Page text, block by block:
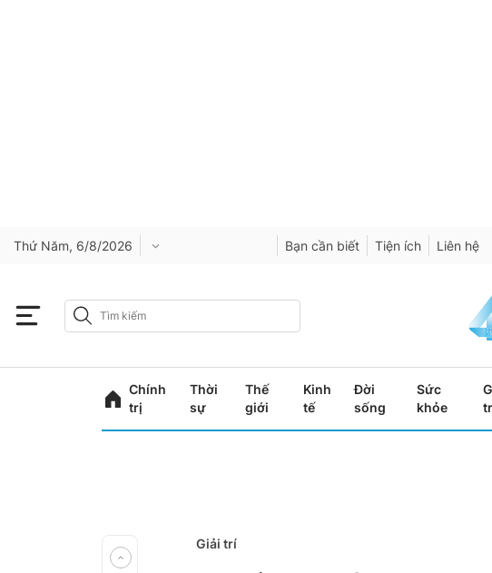
Thứ Năm, 6/8/2026 Bạn cần biết Tiện ích Liên hệ
Chính
trị
Thời
sự
Thế
giới
Kinh
tế
Đời
sống
Sức
khỏe
Giải trí